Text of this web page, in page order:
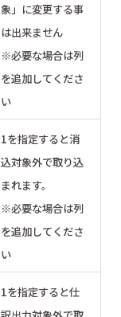
象」に変更する事
は出来ません
※必要な場合は列
を追加してくださ
い
1を指定すると消
込対象外で取り込
まれます。
※必要な場合は列
を追加してくださ
い
1を指定すると仕